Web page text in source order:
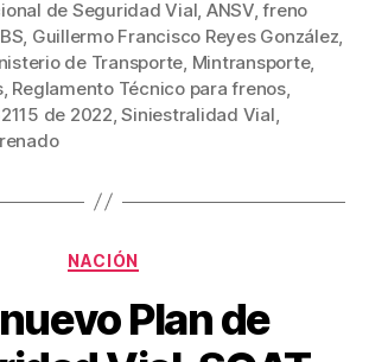
ail er
e
st
m
p
ar
tir
de Seguridad Vial, ANSV,freno
, Guillermo Francisco Reyes González,
de Transporte, Mintransporte,
, Reglamento Técnico para frenos,
de 2022,Siniestralidad Vial,
Categorías
NACIÓN
Plan de